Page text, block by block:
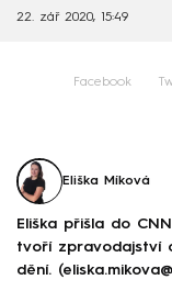
22. zář 2020, 15:49
Facebook
Eliška Míková
Eliška přišla do
tvoří zpravodajství
dění.